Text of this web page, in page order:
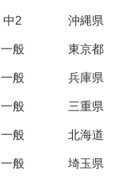
中2 沖縄県
一般 東京都
一般 兵庫県
一般 三重県
一般 北海道
一般 埼玉県